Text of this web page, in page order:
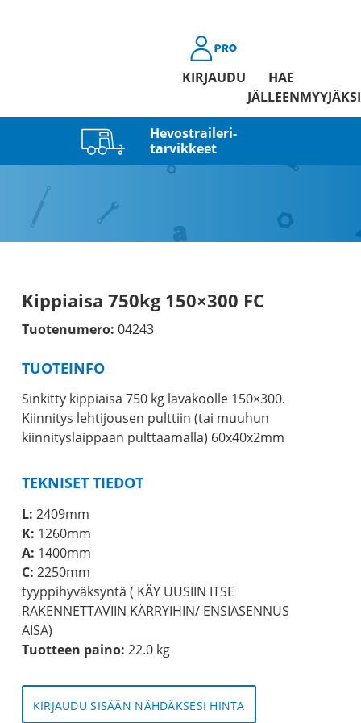
KIRJAUDU
HAE
JÄLLEENMYYJÄKSI
Hevostraileri­
tarvikkeet
Kippiaisa 750kg 150×300 FC
Tuotenumero: 04243
TUOTEINFO
Sinkitty kippiaisa 750 kg lavakoolle 150×300.
Kiinnitys lehtijousen pulttiin (tai muuhun
kiinnityslaippaan pulttaamalla) 60x40x2mm
TEKNISET TIEDOT
L: 2409mm
K: 1260mm
A: 1400mm
C: 2250mm
tyyppihyväksyntä ( KÄY UUSIIN ITSE
RAKENNETTAVIIN KÄRRYIHIN/ ENSIASENNUS
AISA)
Tuotteen paino: 22.0 kg
KIRJAUDU SISÄÄN NÄHDÄKSESI HINTA